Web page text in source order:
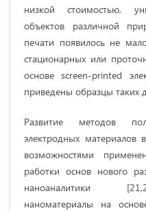
низкой стоимостью,
объектов различной
печати появилось не
стационарных или
основе screen-printed
приведены образцы таких
Развитие методов
электродных материалов
возможностями
работки основ нового
наноаналитики
наноматериалы на